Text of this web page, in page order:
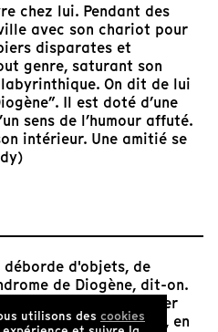
chez lui. Pendant des
avec son chariot pour
disparates et
genre, saturant son
On dit de lui
Il est doté d’une
sens de l’humour affuté.
intérieur. Une amitié se
déborde d'objets, de
de Diogène, dit-on.
l'aider à désengorger
sans voyeurisme, en
utilisons des cookies